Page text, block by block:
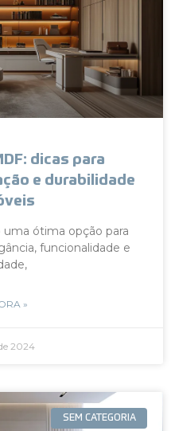
dicas para
e durabilidade
uma ótima opção para
funcionalidade e
»
2024
SEM CATEGORIA